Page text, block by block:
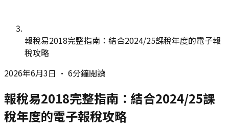
報稅易2018完整指南：結合2024/25課稅年度的電子報
稅攻略
2026年6月3日 • 6分鐘閱讀
報稅易2018完整指南：結合2024/25課
稅年度的電子報稅攻略